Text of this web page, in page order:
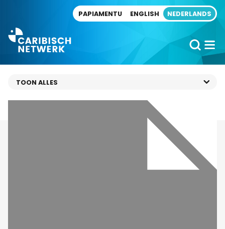
PAPIAMENTU ENGLISH NEDERLANDS